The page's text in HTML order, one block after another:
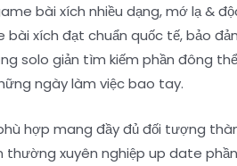
bài xích nhiều dạng, mớ lạ &
xích đạt chuẩn quốc tế, bảo
solo giản tìm kiếm phần đông thể
ngày làm việc bao tay.
hợp mang đầy đủ đối tượng
xuyên nghiệp up date